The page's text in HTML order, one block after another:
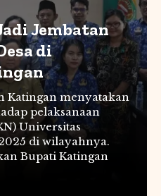
Jembatan
di
Katingan menyatakan
pelaksanaan
Universitas
di wilayahnya.
Bupati Katingan